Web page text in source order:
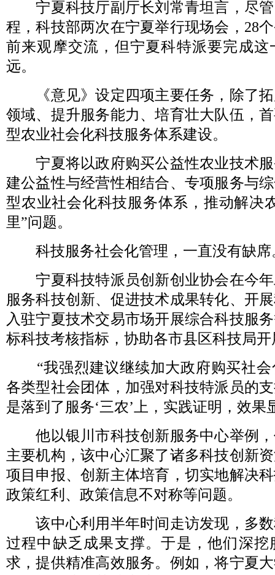
宁夏科技厅副厅长刘常青坦言，尽管
程，科技部两次在宁夏举行现场会，28
前来观摩交流，但宁夏科特派要完成这
远。
《意见》设定四项主要任务，除了拓
领域、提升服务能力、培育壮大队伍，
型农业社会化科技服务体系建设。
宁夏将以政府购买公益性农业技术服
建公益性与经营性相结合、专项服务与
型农业社会化科技服务体系，推动解决
里”问题。
科技服务社会化管理，一直没有缺席
宁夏科技特派员创新创业协会在今年
服务科技创新、促进技术成果转化、开
入驻宁夏技术交易市场开展综合科技服
标科技考核指标，协助各市县区科技局
“我强烈建议继续加大政府购买社会
各类型社会团体，加强对科技特派员的
是落到了服务‘三农’上，实践证明，效果
他以银川市科技创新服务中心举例，
主要机构，该中心汇聚了诸多科技创新
项目申报、创新主体培育，切实地解决
政策红利、政策信息不对称等问题。
该中心利用半年时间走访发现，多数
过程中缺乏成果支撑。于是，他们深挖
求，提供精准高效服务。例如，将宁夏